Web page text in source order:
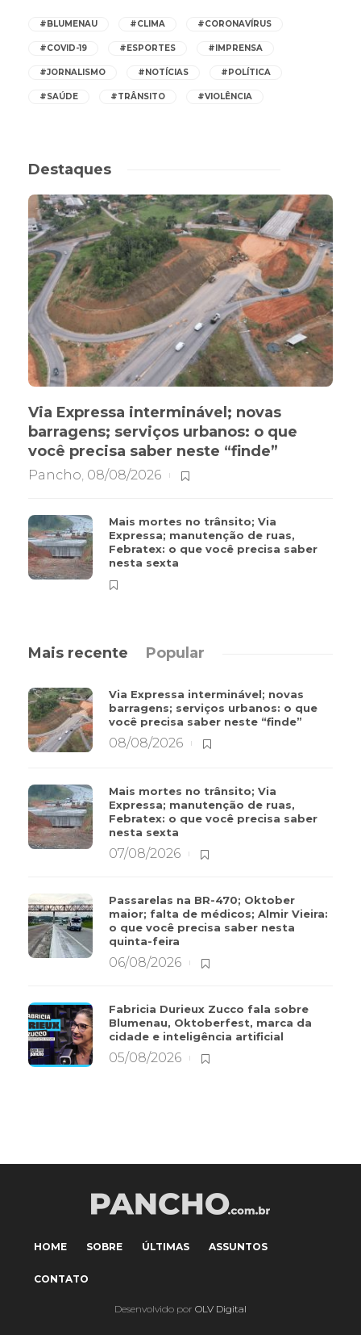
#BLUMENAU #CLIMA #CORONAVÍRUS
#COVID-19 #ESPORTES #IMPRENSA
#JORNALISMO #NOTÍCIAS #POLÍTICA
#SAÚDE #TRÂNSITO #VIOLÊNCIA
Destaques
Via Expressa interminável; novas
barragens; serviços urbanos: o que
você precisa saber neste “finde”
Pancho, 08/08/2026
Mais mortes no trânsito; Via
Expressa; manutenção de ruas,
Febratex: o que você precisa saber
nesta sexta
Mais recente Popular
Via Expressa interminável; novas
barragens; serviços urbanos: o que
você precisa saber neste “finde”
08/08/2026
Mais mortes no trânsito; Via
Expressa; manutenção de ruas,
Febratex: o que você precisa saber
nesta sexta
07/08/2026
Passarelas na BR-470; Oktober
maior; falta de médicos; Almir Vieira:
o que você precisa saber nesta
quinta-feira
06/08/2026
Fabricia Durieux Zucco fala sobre
Blumenau, Oktoberfest, marca da
cidade e inteligência artificial
05/08/2026
HOME SOBRE ÚLTIMAS ASSUNTOS
CONTATO
Desenvolvido por OLV Digital